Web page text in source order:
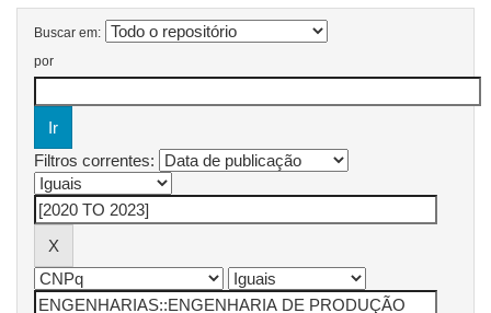
Buscar em:
por
Filtros correntes: